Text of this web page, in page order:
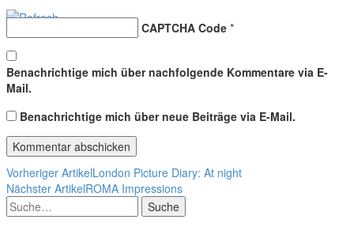
CAPTCHA Code *
Benachrichtige mich über nachfolgende Kommentare via E-
Mail.
Benachrichtige mich über neue Beiträge via E-Mail.
Vorheriger ArtikelLondon Picture Diary: At night
Nächster ArtikelROMA Impressions
Suche